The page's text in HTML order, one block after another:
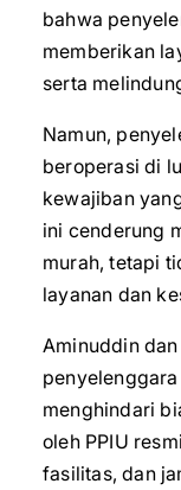
bahwa
memberikan
serta
Namun,
beroperasi di
kewajiban
ini cenderung
murah, tetapi
layanan dan
Aminuddin
menghindari
oleh PPIU
fasilitas, dan